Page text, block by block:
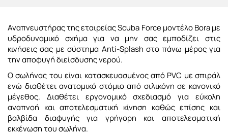
Αναπνευστήρας της εταιρείας Scuba Force μοντέλο Bora με
υδροδυναμικό σχήμα για να μην σας εμποδίζει στις
κινήσεις σας με σύστημα Anti-Splash στο πάνω μέρος για
την αποφυγή διείσδυσης νερού.
Ο σωλήνας του είναι κατασκευασμένος από PVC με σπιράλ
ενώ διαθέτει ανατομικό στόμιο από σιλικόνη σε κανονικό
μέγεθος. Διαθέτει εργονομικό σχεδιασμό για εύκολη
αναπνοή και αποτελεσματική κίνηση καθώς επίσης και
βαλβίδα διαφυγής για γρήγορη και αποτελεσματική
εκκένωση του σωλήνα.